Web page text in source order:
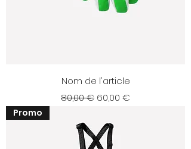
Nom de l'article
Prix original
80,00 € Prix promotionnel
60,00 €
Promo